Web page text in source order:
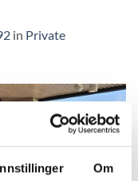
Om
in Private